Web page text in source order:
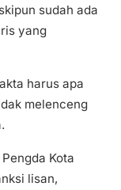
sudah ada
yang
harus apa
melenceng
Kota
lisan,